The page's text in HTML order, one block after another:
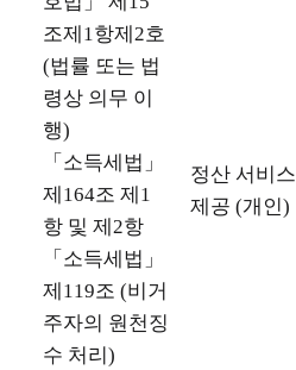
조제1항제2호
(법률 또는 법
령상 의무 이
행)
「소득세법」
제164조 제1
항 및 제2항
「소득세법」
제119조 (비거
주자의 원천징
수 처리)
정산 서비스
제공 (개인)